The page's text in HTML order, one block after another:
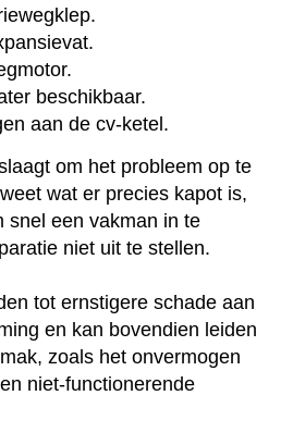
beschikbaar.
aan de cv-ketel.
om het probleem op te
wat er precies kapot is,
snel een vakman in te
niet uit te stellen.
tot ernstigere schade aan
en kan bovendien leiden
zoals het onvermogen
niet-functionerende